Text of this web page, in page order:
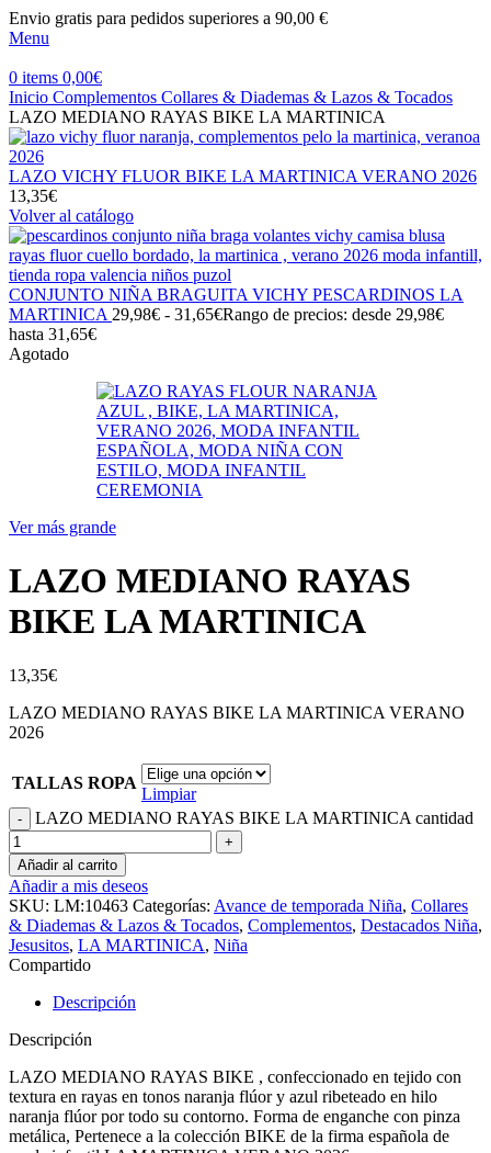
Envio gratis para pedidos superiores a 90,00 €
Menu
0 items 0,00€
Inicio Complementos Collares & Diademas & Lazos & Tocados
LAZO MEDIANO RAYAS BIKE LA MARTINICA
LAZO VICHY FLUOR BIKE LA MARTINICA VERANO 2026
13,35€
Volver al catálogo
CONJUNTO NIÑA BRAGUITA VICHY PESCARDINOS LA
MARTINICA 29,98€ - 31,65€Rango de precios: desde 29,98€
hasta 31,65€
Agotado
Ver más grande
LAZO MEDIANO RAYAS
BIKE LA MARTINICA
13,35€
LAZO MEDIANO RAYAS BIKE LA MARTINICA VERANO
2026
TALLAS ROPA
Limpiar
LAZO MEDIANO RAYAS BIKE LA MARTINICA cantidad
Añadir al carrito
Añadir a mis deseos
SKU: LM:10463 Categorías: Avance de temporada Niña, Collares
& Diademas & Lazos & Tocados, Complementos, Destacados Niña,
Jesusitos, LA MARTINICA, Niña
Compartido
Descripción
Descripción
LAZO MEDIANO RAYAS BIKE , confeccionado en tejido con
textura en rayas en tonos naranja flúor y azul ribeteado en hilo
naranja flúor por todo su contorno. Forma de enganche con pinza
metálica, Pertenece a la colección BIKE de la firma española de